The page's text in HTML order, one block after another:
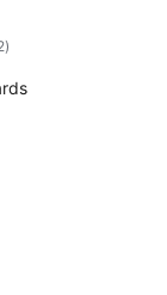
valoracións
totais
)